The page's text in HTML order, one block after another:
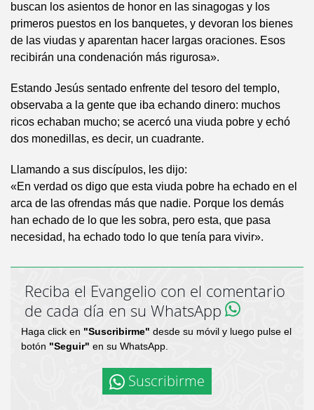
buscan los asientos de honor en las sinagogas y los
primeros puestos en los banquetes, y devoran los bienes
de las viudas y aparentan hacer largas oraciones. Esos
recibirán una condenación más rigurosa».
Estando Jesús sentado enfrente del tesoro del templo,
observaba a la gente que iba echando dinero: muchos
ricos echaban mucho; se acercó una viuda pobre y echó
dos monedillas, es decir, un cuadrante.
Llamando a sus discípulos, les dijo:
«En verdad os digo que esta viuda pobre ha echado en el
arca de las ofrendas más que nadie. Porque los demás
han echado de lo que les sobra, pero esta, que pasa
necesidad, ha echado todo lo que tenía para vivir».
Reciba el Evangelio con el comentario
de cada día en su WhatsApp
Haga click en "Suscribirme" desde su móvil y luego pulse el
botón "Seguir" en su WhatsApp.
Suscribirme